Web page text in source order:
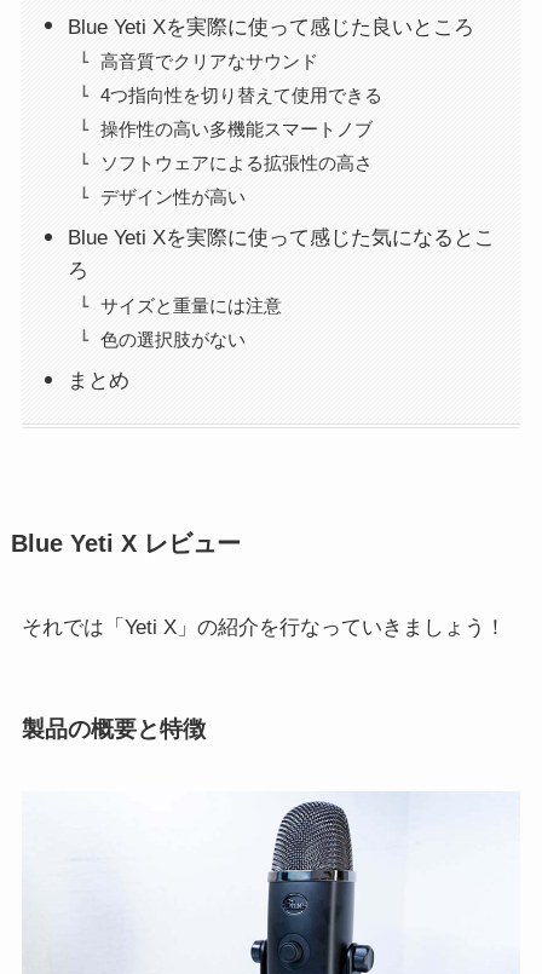
Blue Yeti Xを実際に使って感じた良いところ
高音質でクリアなサウンド
4つ指向性を切り替えて使用できる
操作性の高い多機能スマートノブ
ソフトウェアによる拡張性の高さ
デザイン性が高い
Blue Yeti Xを実際に使って感じた気になるとこ
ろ
サイズと重量には注意
色の選択肢がない
まとめ
Blue Yeti X レビュー
それでは「Yeti X」の紹介を行なっていきましょう！
製品の概要と特徴